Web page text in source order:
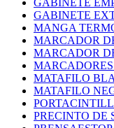
GABINETE
GABINETE
MANGA
MARCADOR
MARCADOR
MATAFILO
MATAFILO
PRECINTO DE